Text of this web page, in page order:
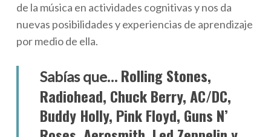
de la música en actividades cognitivas y nos da
nuevas posibilidades y experiencias de aprendizaje
por medio de ella.
Sabías que… Rolling Stones,
Radiohead, Chuck Berry, AC/DC,
Buddy Holly, Pink Floyd, Guns N’